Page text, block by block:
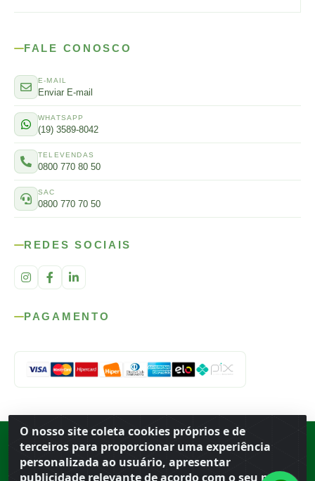
O nosso site coleta cookies próprios e de
terceiros para proporcionar uma experiência
personalizada ao usuário, apresentar
publicidade relevante de acordo com o seu perfil
FALE CONOSCO
E-MAIL
Enviar E-mail
WHATSAPP
(19) 3589-8042
TELEVENDAS
0800 770 80 50
SAC
0800 770 70 50
REDES SOCIAIS
PAGAMENTO
Rod. SP-215, s/n, km 98 — Área Rural Porto Ferreira ·BR
· CEP
· CNPJ 56.679.863/0001-91
© 2026 Atacado Ideal